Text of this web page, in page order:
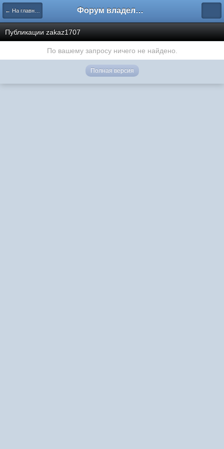
← На главную Форум владельцев интернет-магазинов
Публикации zakaz1707
По вашему запросу ничего не найдено.
Полная версия